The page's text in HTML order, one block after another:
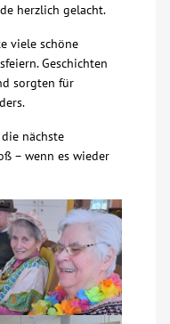
herzlich gelacht.
viele schöne
Geschichten
sorgten für
nächste
– wenn es wieder